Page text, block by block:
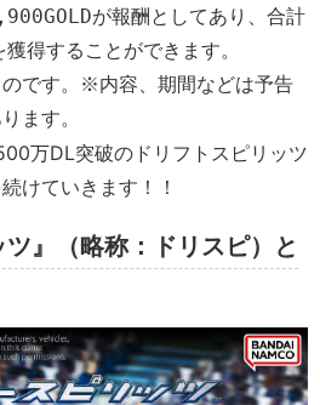
が報酬としてあり、合計
得することができます。
です。※内容、期間などは予告
ます。
万DL突破のドリフトスピリッツ
けていきます！！
ツ』（略称：ドリスピ）と